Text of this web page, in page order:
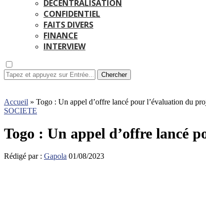
DECENTRALISATION
CONFIDENTIEL
FAITS DIVERS
FINANCE
INTERVIEW
Chercher
Accueil » Togo : Un appel d’offre lancé pour l’évaluation du
SOCIETE
Togo : Un appel d’offre lancé
Rédigé par : Gapola 01/08/2023